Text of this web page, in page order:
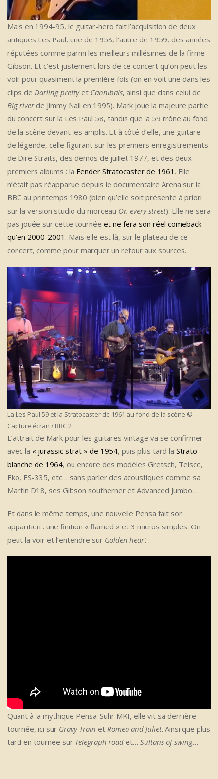
Mais en 1994-95, le guitar-hero fait l’acquisition de deux
antiques Les Paul, une de 1958, l’autre de 1959, des années
réputées comme parmi les meilleurs millésimes de la firme
Gibson. Et c’est justement lors de ce concert qu’on peut les
voir pour quasiment la première fois (on en voit une dans les
clips de Darling prettyet Cannibals, ainsi que dans celui de
Big riverde Jimmy Nail en 1995). Mark joue la majeure partie
du concert sur la Les Paul 58, tandis que la 59 trône au fond
de la scène devant les amplis. Et à côté d’elle, une guitare
de légende, celle figurant sur les premiers enregistrements
de Dire Straits, des démos de juillet 1977, et des deux
premiers albums : la Fender Stratocaster de 1961 . Elle
n’était pas réapparue depuis le documentaire Arena sur la
BBC au printemps 1980 (bien qu’elle soit présente à priori
sur la version studio du morceau On every street). Elle ne sera
pas jouée sur cette tournée et ne fera son réel comeback
qu’en 2000-2001 . Mais elle est là, sur le plateau de ce
concert, comme pour marquer un retour aux sources.
La Les Paul 59 et la Stratocaster de 1961 au fond de la scène ©
Capture écran / BBC 2
L’attrait de Mark pour les guitares vintage va se confirmer
avec la « jurassic strat » de 1954, puis plus tard la Strato
blanche de 1964, ou encore des modèles Gretsch, Teisco,
Eko, ES-335, etc… sans parler des acoustiques comme sa
Martin D18, ses Gibson southerner et Advanced Jumbo…
Et dans le même temps, une nouvelle Pensa fait son
apparition : une finition « flamed » et 3 micros simples. On
peut la voir et l’entendre sur Golden heart:
Quant à la mythique Pensa-Suhr MKI, elle vit sa dernière
tournée, ici sur Gravy Train et Romeo and Juliet. Ainsi que plus
tard en tournée sur Telegraph road et… Sultans of swing…